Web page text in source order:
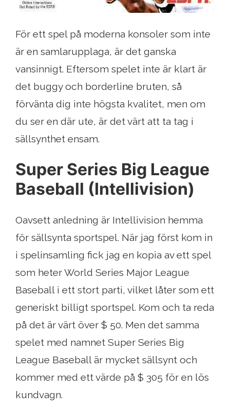
För ett spel på moderna konsoler som inte
är en samlarupplaga, är det ganska
vansinnigt. Eftersom spelet inte är klart är
det buggy och borderline bruten, så
förvänta dig inte högsta kvalitet, men om
du ser en där ute, är det värt att ta tag i
sällsynthet ensam.
Super Series Big League
Baseball (Intellivision)
Oavsett anledning är Intellivision hemma
för sällsynta sportspel. När jag först kom in
i spelinsamling fick jag en kopia av ett spel
som heter World Series Major League
Baseball i ett stort parti, vilket låter som ett
generiskt billigt sportspel. Kom och ta reda
på det är värt över $ 50. Men det samma
spelet med namnet Super Series Big
League Baseball är mycket sällsynt och
kommer med ett värde på $ 305 för en lös
kundvagn.